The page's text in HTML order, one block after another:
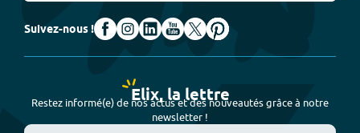
Suivez-nous !
Elix, la lettre
Restez informé(e) de nos actus et des nouveautés grâce à notre
newsletter !